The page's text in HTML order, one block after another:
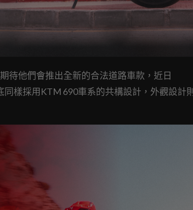
待他們會推出全新的合法道路車款，近日
樣採用KTM 690車系的共構設計，外觀設計則